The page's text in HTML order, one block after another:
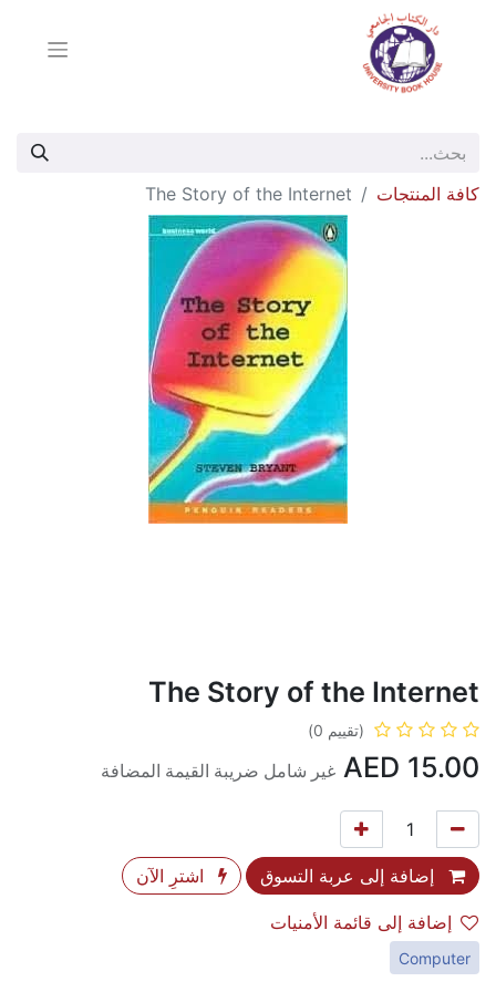
كافة المنتجات The Story of the Internet
The Story of the Internet
(تقييم 0)
15.00 غير شامل ضريبة القيمة المضافة
إضافة إلى عربة التسوق اشترِ الآن
إضافة إلى قائمة الأمنيات
Computer